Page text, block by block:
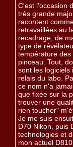
C'est l'occasion
très grande
racontent
retravaillées au
recadrage, de
type de
température
pinceau. Tout,
sont les logiciels
relais du labo.
ce nom n'a
que fixée sur la
trouver une
rien toucher"
Je me suis
D70 Nikon, puis
technologies et
mon actuel